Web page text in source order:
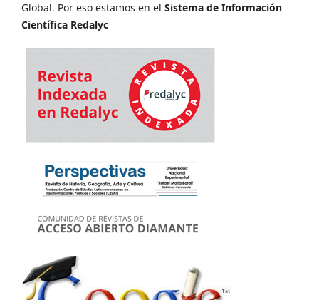
Global. Por eso estamos en el Sistema de Información
Científica Redalyc